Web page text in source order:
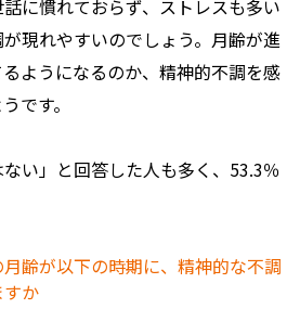
に慣れておらず、ストレスも多い
現れやすいのでしょう。月齢が進
ようになるのか、精神的不調を感
です。
い」と回答した人も多く、53.3％